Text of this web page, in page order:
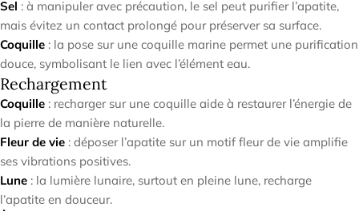
Sel : à manipuler avec précaution, le sel peut purifier l’apatite,
mais évitez un contact prolongé pour préserver sa surface.
Coquille : la pose sur une coquille marine permet une purification
douce, symbolisant le lien avec l’élément eau.
Rechargement
Coquille : recharger sur une coquille aide à restaurer l’énergie de
la pierre de manière naturelle.
Fleur de vie : déposer l’apatite sur un motif fleur de vie amplifie
ses vibrations positives.
Lune : la lumière lunaire, surtout en pleine lune, recharge
l’apatite en douceur.